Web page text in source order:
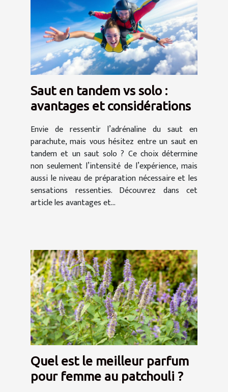
Saut en tandem vs solo :
avantages et considérations
Envie de ressentir l’adrénaline du saut en
parachute, mais vous hésitez entre un saut en
tandem et un saut solo ? Ce choix détermine
non seulement l’intensité de l’expérience, mais
aussi le niveau de préparation nécessaire et les
sensations ressenties. Découvrez dans cet
article les avantages et...
Quel est le meilleur parfum
pour femme au patchouli ?